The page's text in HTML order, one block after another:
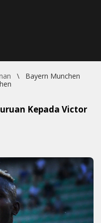
\
Bayern Munchen
Kepada Victor